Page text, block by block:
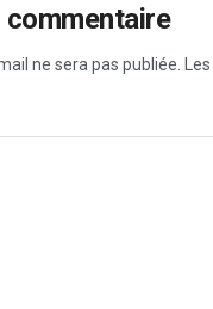
commentaire
ne sera pas publiée.